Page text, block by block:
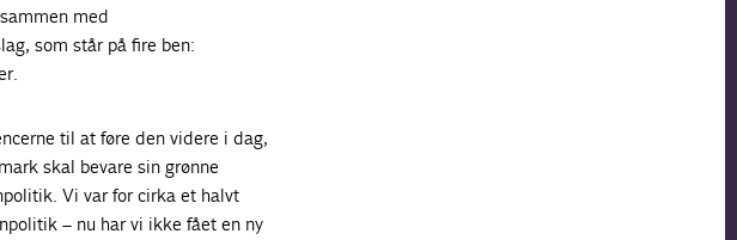
med
som står på fire ben:
til at føre den videre i dag,
skal bevare sin grønne
Vi var for cirka et halvt
– nu har vi ikke fået en ny